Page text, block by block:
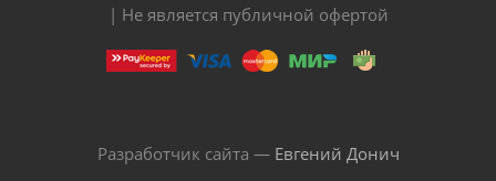
| Не является публичной офертой
Разработчик сайта — Евгений Донич